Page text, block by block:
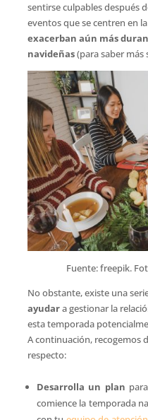
sentirse culpables después
eventos que se centren en
exacerban aún más
navideñas(para saber más
Fuente: freepik.
No obstante, existe una
ayudara gestionar la
esta temporada
A continuación, recogemos
respecto:
Desarrolla un plan
comience la temporada